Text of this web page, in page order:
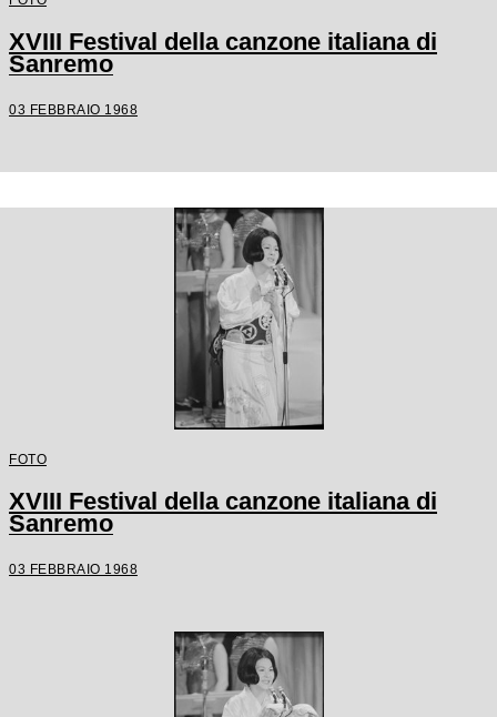
XVIII Festival della canzone italiana di
Sanremo
03 FEBBRAIO 1968
FOTO
XVIII Festival della canzone italiana di
Sanremo
03 FEBBRAIO 1968